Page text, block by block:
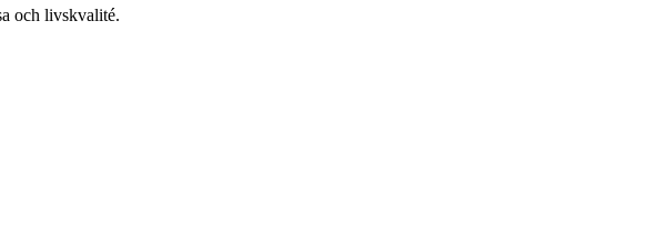
och livskvalité.